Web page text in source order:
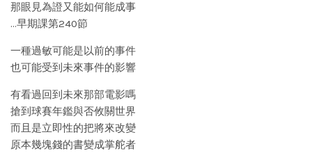
那眼見為證又能如何能成事
…早期課第240節
一種過敏可能是以前的事件
也可能受到未來事件的影響
有看過回到未來那部電影嗎
搶到球賽年鑑與否攸關世界
而且是立即性的把將來改變
原本幾塊錢的書變成掌舵者